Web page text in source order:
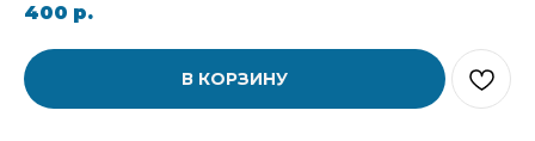
400 р.
В КОРЗИНУ